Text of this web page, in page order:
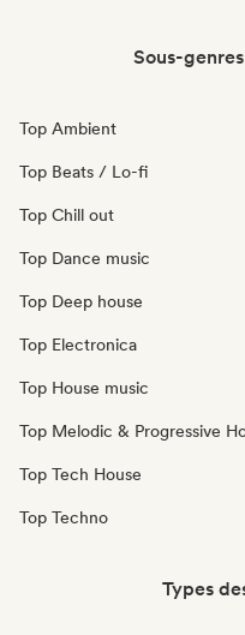
Sous-
Top Ambient
Top Beats / Lo-fi
Top Chill out
Top Dance music
Top Deep house
Top Electronica
Top House music
Top Melodic & Progressive
Top Tech House
Top Techno
Types